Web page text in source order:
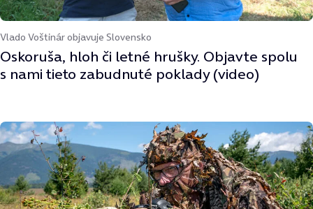
Vlado Voštinár objavuje Slovensko
Oskoruša, hloh či letné hrušky. Objavte spolu
s nami tieto zabudnuté poklady (video)